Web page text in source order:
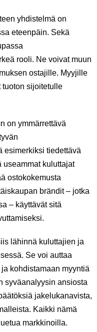
yhdistelmä on
eteenpäin. Sekä
rooli. Ne voivat muun
ostajille. Myyjille
tuoton sijoitetulle
on ymmärrettävä
esimerkiksi tiedettävä
useammat kuluttajat
ostokokemusta
brändit – jotka
– käyttävät sitä
lähinnä kuluttajien ja
Se voi auttaa
kohdistamaan myyntiä
syväanalyysin ansiosta
jakelukanavista,
Kaikki nämä
markkinoilla.